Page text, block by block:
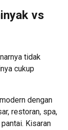
vs
tidak
cukup
dengan
restoran, spa,
Kisaran